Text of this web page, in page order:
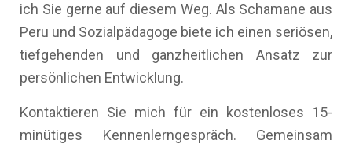
ich Sie gerne auf diesem Weg. Als Schamane aus
Peru und Sozialpädagoge biete ich einen seriösen,
tiefgehenden und ganzheitlichen Ansatz zur
persönlichen Entwicklung.
Kontaktieren Sie mich für ein kostenloses 15-
minütiges Kennenlerngespräch. Gemeinsam